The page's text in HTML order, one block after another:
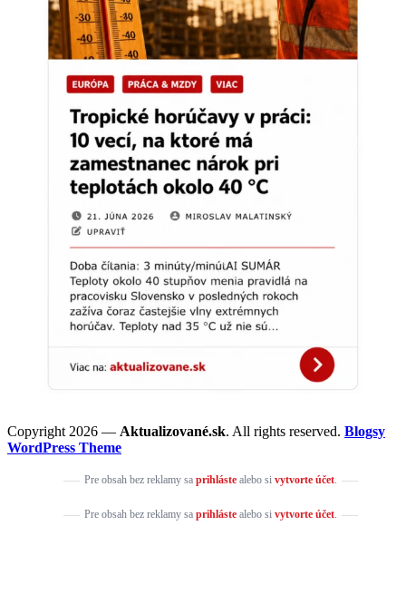
Copyright 2026 — Aktualizované.sk. All rights reserved. Blogsy
WordPress Theme
Pre obsah bez reklamy sa prihlástealebo si vytvorte účet.